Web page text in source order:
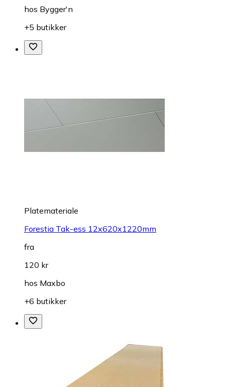
hos Bygger'n
+5 butikker
Platemateriale
Forestia Tak-ess 12x620x1220mm
fra
120 kr
hos Maxbo
+6 butikker